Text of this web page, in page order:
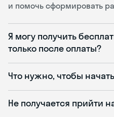
и помочь сформировать
Я могу получить
только после оплаты?
Что нужно, чтобы
Не получается прийти